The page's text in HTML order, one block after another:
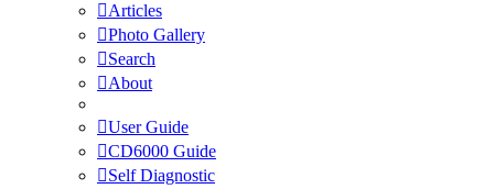
Articles
Photo Gallery
Search
About
User Guide
CD6000 Guide
Self Diagnostic